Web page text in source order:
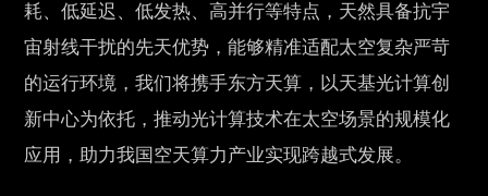
耗、低延迟、低发热、高并行等特点，天然具备抗宇
宙射线干扰的先天优势，能够精准适配太空复杂严苛
的运行环境，我们将携手东方天算，以天基光计算创
新中心为依托，推动光计算技术在太空场景的规模化
应用，助力我国空天算力产业实现跨越式发展。